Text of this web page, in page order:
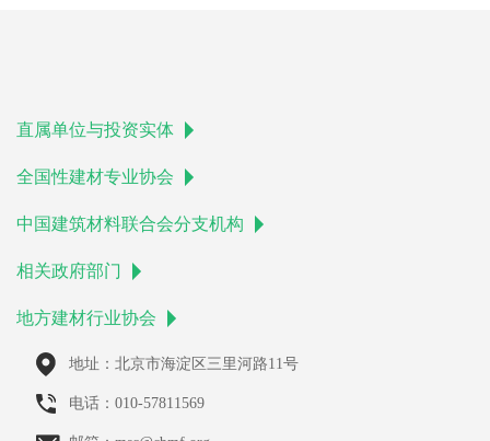
直属单位与投资实体
全国性建材专业协会
中国建筑材料联合会分支机构
相关政府部门
地方建材行业协会
地址：北京市海淀区三里河路11号
电话：010-57811569